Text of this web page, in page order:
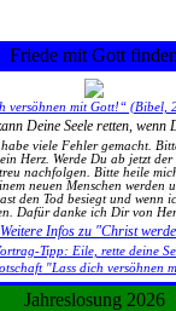
Friede mit Gott finden
versöhnen mit Gott!“ (Bibel,
Deine Seele retten,
habe viele Fehler gemacht.
Herz. Werde Du ab jetzt
nachfolgen. Bitte heile
neuen Menschen werden
den Tod besiegt und wenn
Dafür danke ich Dir von
Weitere Infos zu "Christ
Tipp: Eile, rette deine
"Lass dich versöhnen
Jahreslosung 2026